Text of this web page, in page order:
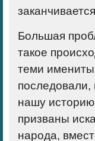
Большая
такое
теми
нашу
призваны
народа,